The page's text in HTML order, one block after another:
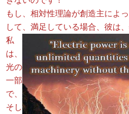
もし、相対性理論が創造主によ
して、満足している場合、彼は
私
は、
光の
一部
で、
そし